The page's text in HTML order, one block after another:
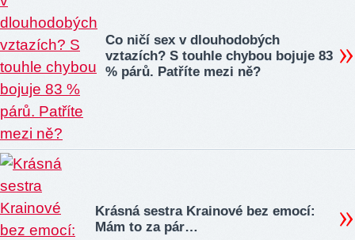
Co ničí sex v dlouhodobých
vztazích? S touhle chybou bojuje 83
% párů. Patříte mezi ně?
Krásná sestra Krainové bez emocí:
Mám to za pár…